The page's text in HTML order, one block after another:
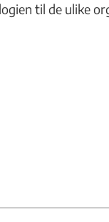
til de ulike